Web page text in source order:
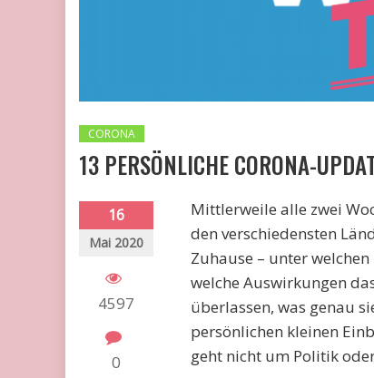
CORONA
13 PERSÖNLICHE CORONA-
16
Mai 2020
4597
0
Mittlerweile alle zwei
den verschiedensten
Zuhause – unter
welche Auswirkungen
überlassen, was genau
persönlichen kleinen
geht nicht um Politik